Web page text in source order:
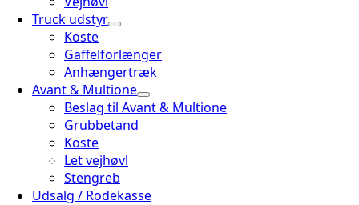
Truck udstyr
Koste
Gaffelforlænger
Anhængertræk
Avant & Multione
Beslag til Avant & Multione
Grubbetand
Koste
Let vejhøvl
Stengreb
Udsalg / Rodekasse